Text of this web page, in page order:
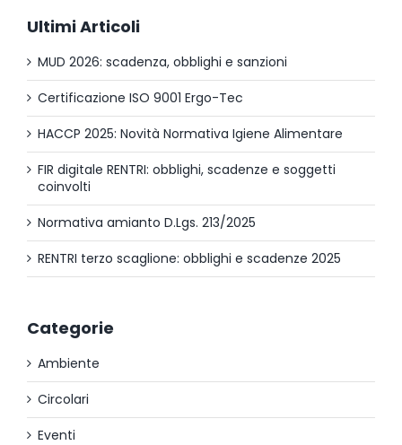
Ultimi Articoli
MUD 2026: scadenza, obblighi e sanzioni
Certificazione ISO 9001 Ergo-Tec
HACCP 2025: Novità Normativa Igiene Alimentare
FIR digitale RENTRI: obblighi, scadenze e soggetti
coinvolti
Normativa amianto D.Lgs. 213/2025
RENTRI terzo scaglione: obblighi e scadenze 2025
Categorie
Ambiente
Circolari
Eventi